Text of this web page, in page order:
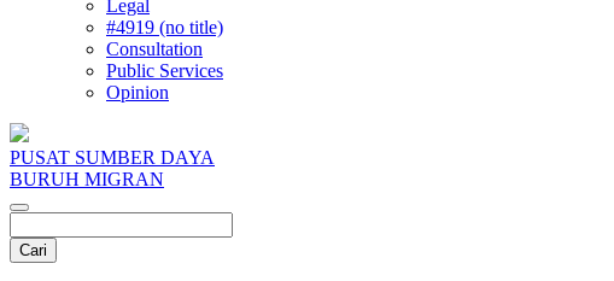
Legal
#4919 (no title)
Consultation
Public Services
Opinion
PUSAT SUMBER DAYA
BURUH MIGRAN